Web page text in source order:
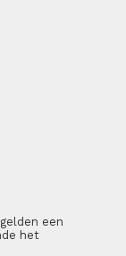
een
het